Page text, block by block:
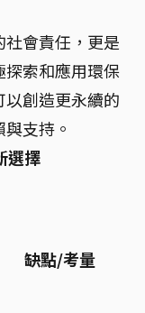
會責任，更是
索和應用環保
創造更永續的
支持。
選擇
缺點/考量